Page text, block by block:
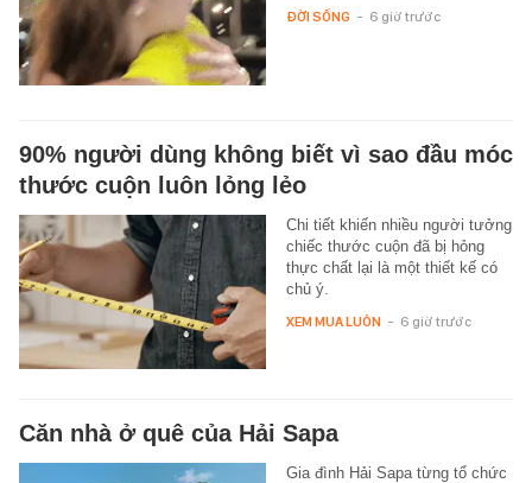
ĐỜI SỐNG - 6 giờ trước
90% người dùng không biết vì sao đầu móc
thước cuộn luôn lỏng lẻo
Chi tiết khiến nhiều người tưởng
chiếc thước cuộn đã bị hỏng
thực chất lại là một thiết kế có
chủ ý.
XEM MUA LUÔN - 6 giờ trước
Căn nhà ở quê của Hải Sapa
Gia đình Hải Sapa từng tổ chức